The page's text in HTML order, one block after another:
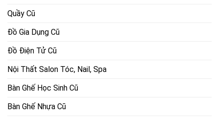
Quầy Cũ
Đồ Gia Dụng Cũ
Đồ Điện Tử Cũ
Nội Thất Salon Tóc, Nail, Spa
Bàn Ghế Học Sinh Cũ
Bàn Ghế Nhựa Cũ